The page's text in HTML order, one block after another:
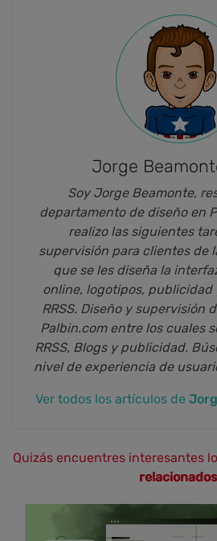
Jorge
Soy Jorge Beamonte,
departamento de diseño en
realizo las siguientes
supervisión para clientes de
que se les diseña la
online, logotipos, publicidad
RRSS. Diseño y supervisión
Palbin.com entre los cuales
RRSS, Blogs y publicidad.
nivel de experiencia de
Ver todos los artículos de
Quizás encuentres interesantes
relacionados